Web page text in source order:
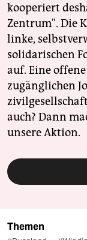
kooperiert
Zentrum". Die
linke,
solidarischen
auf. Eine
zugänglichen
auch? Dann
unsere Aktion.
Themen